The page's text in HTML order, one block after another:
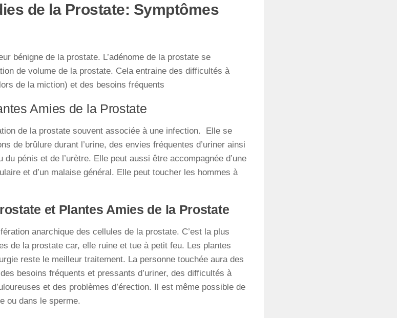
de la Prostate: Symptômes
bénigne de la prostate. L’adénome de la prostate se
de volume de la prostate. Cela entraine des difficultés à
de la miction) et des besoins fréquents
Amies de la Prostate
de la prostate souvent associée à une infection. Elle se
de brûlure durant l’urine, des envies fréquentes d’uriner ainsi
du pénis et de l’urètre. Elle peut aussi être accompagnée d’une
et d’un malaise général. Elle peut toucher les hommes à
et Plantes Amies de la Prostate
anarchique des cellules de la prostate. C’est la plus
de la prostate car, elle ruine et tue à petit feu. Les plantes
reste le meilleur traitement. La personne touchée aura des
besoins fréquents et pressants d’uriner, des difficultés à
et des problèmes d’érection. Il est même possible de
ou dans le sperme.